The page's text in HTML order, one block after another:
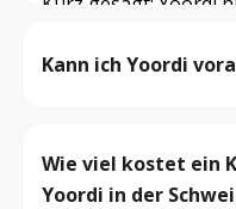
entlasten,
Kann ich Yoordi
Wie viel kostet ein
Yoordi in der